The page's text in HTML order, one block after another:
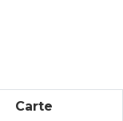
Carte